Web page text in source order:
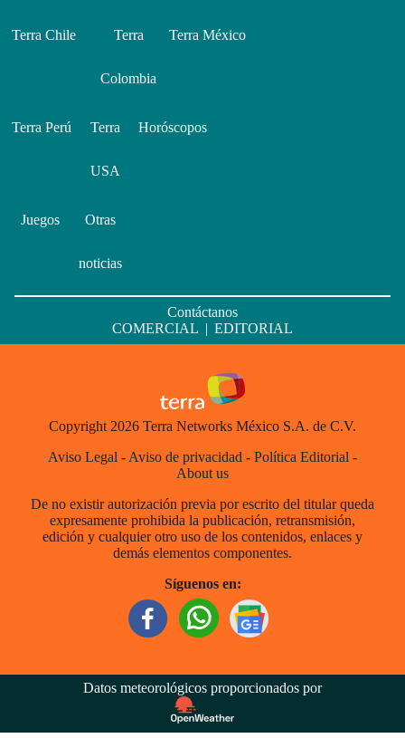
Terra Chile Terra
Colombia
Terra México
Terra Perú Terra
USA
Horóscopos
Juegos Otras
noticias
Contáctanos
COMERCIAL | EDITORIAL
Copyright 2026 Terra Networks México S.A. de C.V.
Aviso Legal - Aviso de privacidad - Política Editorial -
About us
De no existir autorización previa por escrito del titular queda
expresamente prohibida la publicación, retransmisión,
edición y cualquier otro uso de los contenidos, enlaces y
demás elementos componentes.
Síguenos en:
Datos meteorológicos proporcionados por